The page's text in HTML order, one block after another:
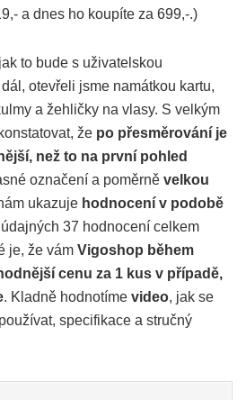
a dnes ho koupíte za 699,-.)
to bude s uživatelskou
otevřeli jsme namátkou kartu,
a žehličky na vlasy. S velkým
že po přesměrování je
než to na první pohled
označení a poměrně velkou
ukazuje hodnocení v podobě
37 hodnocení celkem
je, že vám Vigoshop během
cenu za 1 kus v případě,
. Kladně hodnotíme video, jak se
specifikace a stručný